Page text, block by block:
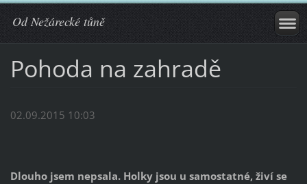
Od Nežárecké tůně
Pohoda na zahradě
02.09.2015 10:03
Dlouho jsem nepsala. Holky jsou u samostatné, živí se